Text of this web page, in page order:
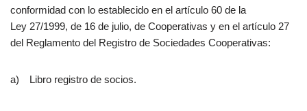
conformidad con lo establecido en el artículo 60 de la
Ley 27/1999, de 16 de julio, de Cooperativas y en el artículo 27
del Reglamento del Registro de Sociedades Cooperativas:
a) Libro registro de socios.